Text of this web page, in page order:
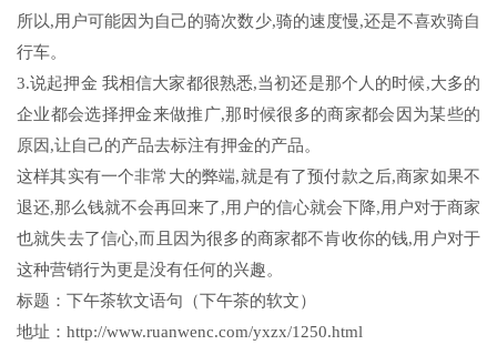
所以,用户可能因为自己的骑次数少,骑的速度慢,还是不喜欢骑自
行车。
3.说起押金 我相信大家都很熟悉,当初还是那个人的时候,大多的
企业都会选择押金来做推广,那时候很多的商家都会因为某些的
原因,让自己的产品去标注有押金的产品。
这样其实有一个非常大的弊端,就是有了预付款之后,商家如果不
退还,那么钱就不会再回来了,用户的信心就会下降,用户对于商家
也就失去了信心,而且因为很多的商家都不肯收你的钱,用户对于
这种营销行为更是没有任何的兴趣。
标题：下午茶软文语句（下午茶的软文）
地址：http://www.ruanwenc.com/yxzx/1250.html